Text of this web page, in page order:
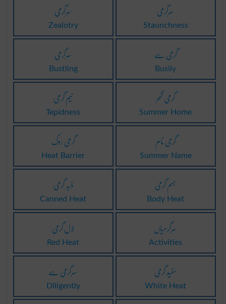
سرگرمی
Zealotry
سرگرمی
Staunchness
سرگرمی
Bustling
گرمی سے
Busily
نیم گرمی
Tepidness
گرمی گھر
Summer Home
گرمی روک
Heat Barrier
گرمی نام
Summer Name
ڈبہ گرمی
Canned Heat
جسم گرمی
Body Heat
لال گرمی
Red Heat
سرگرمیاں
Activities
سرگرمی سے
Diligently
سفید گرمی
White Heat